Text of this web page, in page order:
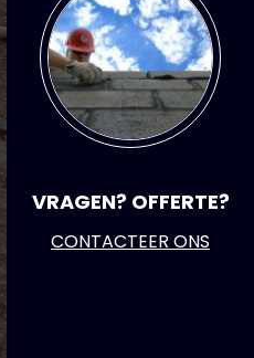
VRAGEN? OFFERTE?
CONTACTEER ONS